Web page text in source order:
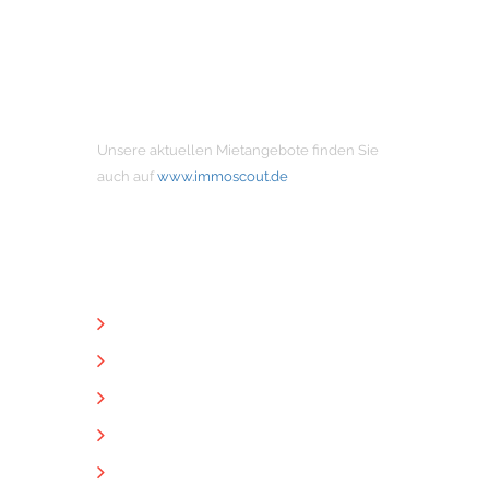
Unsere aktuellen Mietangebote finden Sie
auch auf www.immoscout.de